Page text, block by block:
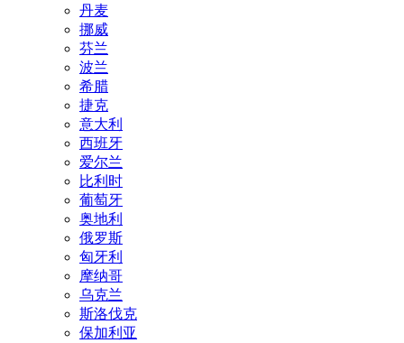
丹麦
挪威
芬兰
波兰
希腊
捷克
意大利
西班牙
爱尔兰
比利时
葡萄牙
奥地利
俄罗斯
匈牙利
摩纳哥
乌克兰
斯洛伐克
保加利亚